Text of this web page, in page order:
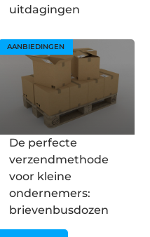
uitdagingen
AANBIEDINGEN
De perfecte
verzendmethode
voor kleine
ondernemers:
brievenbusdozen